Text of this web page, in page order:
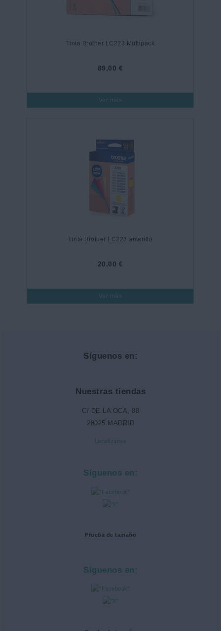
Tinta Brother LC223 Multipack
89,00 €
Ver más
Tinta Brother LC223 amarillo
20,00 €
Ver más
Síguenos en:
Nuestras tiendas
C/ DE LA OCA, 88
28025 MADRID
Localízanos
Síguenos en:
Prueba de tamaño
Síguenos en: